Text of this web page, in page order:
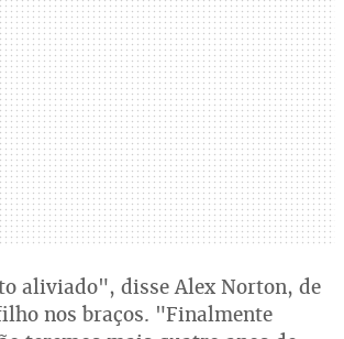
aliviado", disse Alex Norton, de
nos braços. "Finalmente